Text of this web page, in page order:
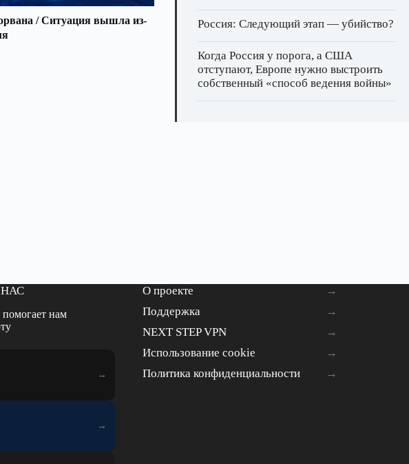
/ Ситуация вышла из-
Россия: Следующий этап — убийство?
Когда Россия у порога, а США
отступают, Европе нужно выстроить
собственный «способ ведения войны»
нам
О проекте
Поддержка
NEXT STEP VPN
Использование cookie
Политика конфиденциальности